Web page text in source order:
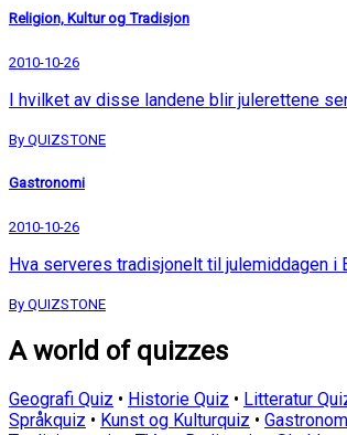
Religion, Kultur og Tradisjon
2010-10-26
I hvilket av disse landene blir julerettene
By QUIZSTONE
Gastronomi
2010-10-26
Hva serveres tradisjonelt til julemiddagen i
By QUIZSTONE
A world of quizzes
Geografi Quiz • Historie Quiz • Litteratur
Språkquiz • Kunst og Kulturquiz •